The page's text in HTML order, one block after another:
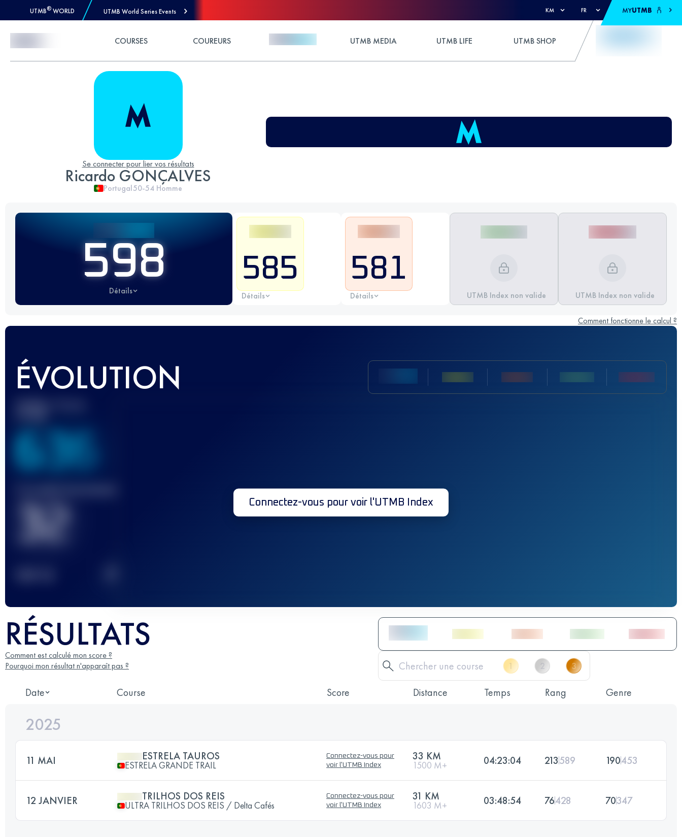
UTMB® WORLD UTMB World Series Events KM FR MYUTMB
COURSES COUREURS UTMB MEDIA UTMB LIFE UTMB SHOP
Se connecter pour lier vos résultats
Ricardo GONÇALVES
Portugal50-54 Homme
598
Détails
585
Détails
581
Détails UTMB Index non valide UTMB Index non valide
Comment fonctionne le calcul ?
ÉVOLUTION
Meilleur Score
636
32 Connectez-vous pour voir l'UTMB Index
RÉSULTATS
Comment est calculé mon score ?
Pourquoi mon résultat n'apparaît pas ?
Date Course Score Distance Temps Rang Genre
2025
11 MAI ESTRELA TAUROS
ESTRELA GRANDE TRAIL
Connectez-vous pour
voir l'UTMB Index
33 KM
1500 M+ 04:23:04 213589 190453
12 JANVIER TRILHOS DOS REIS
ULTRA TRILHOS DOS REIS / Delta Cafés
Connectez-vous pour
voir l'UTMB Index
31 KM
1603 M+ 03:48:54 76428 70347